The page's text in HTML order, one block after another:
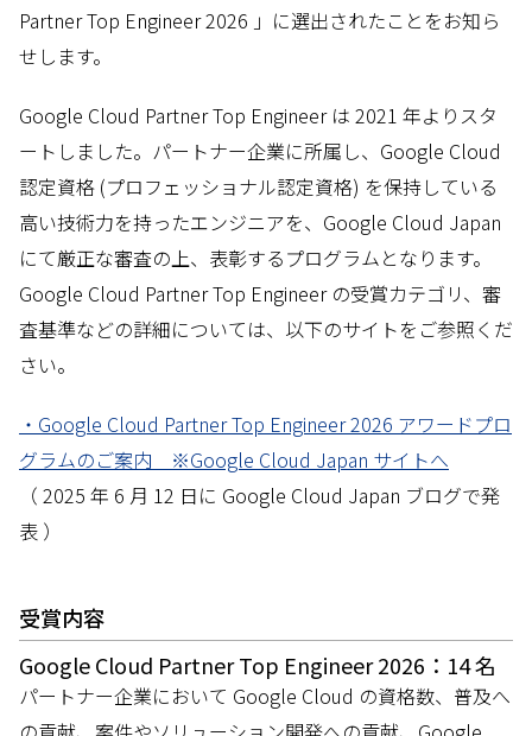
Partner Top Engineer 2026 」に選出されたことをお知ら
せします。
Google Cloud Partner Top Engineer は 2021 年よりスタ
ートしました。パートナー企業に所属し、Google Cloud
認定資格 (プロフェッショナル認定資格) を保持している
高い技術力を持ったエンジニアを、Google Cloud Japan
にて厳正な審査の上、表彰するプログラムとなります。
Google Cloud Partner Top Engineer の受賞カテゴリ、審
査基準などの詳細については、以下のサイトをご参照くだ
さい。
・Google Cloud Partner Top Engineer 2026 アワードプロ
グラムのご案内 ※Google Cloud Japan サイトへ
（ 2025 年 6 月 12 日に Google Cloud Japan ブログで発
表 ）
受賞内容
Google Cloud Partner Top Engineer 2026：14 名
パートナー企業において Google Cloud の資格数、普及へ